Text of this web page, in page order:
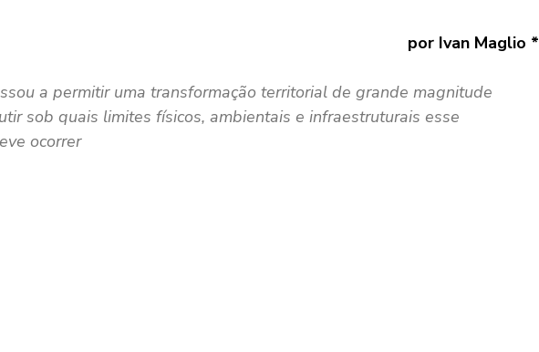
por Ivan Maglio *
a permitir uma transformação territorial de grande magnitude
sob quais limites físicos, ambientais e infraestruturais esse
ocorrer